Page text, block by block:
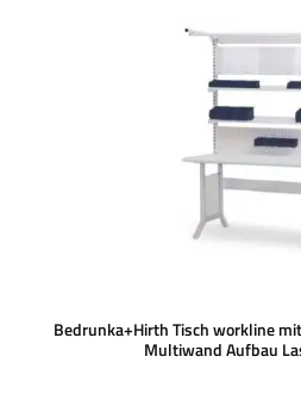
Bedrunka+Hirth Tisch workline
Multiwand Aufbau